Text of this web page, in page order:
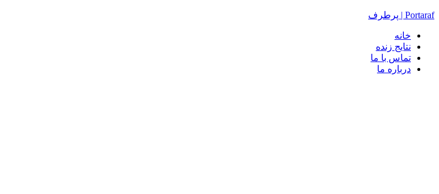
Portaraf | پرطرف
خانه
نتایج زنده
تماس با ما
درباره ما